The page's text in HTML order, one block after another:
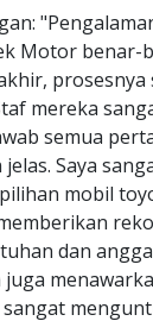
Motor benar-
prosesnya
mereka
semua
Saya
mobil
dan